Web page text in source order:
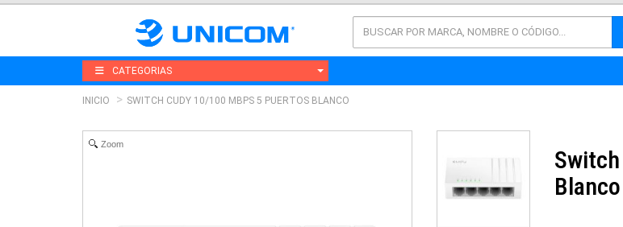
CATEGORIAS
INICIO SWITCH CUDY 10/100 MBPS 5 PUERTOS BLANCO
Zoom
Blanco